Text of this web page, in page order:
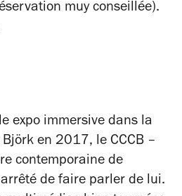
muy conseillée).
expo immersive dans la
en 2017, le CCCB –
contemporaine de
de faire parler de lui.